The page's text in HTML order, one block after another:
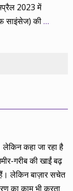
2023 में
साइंसेज) की…
लेकिन कहा जा रहा है
गरीब की खाईं बढ़
लेकिन बाज़ार सचेत
का काम भी करता